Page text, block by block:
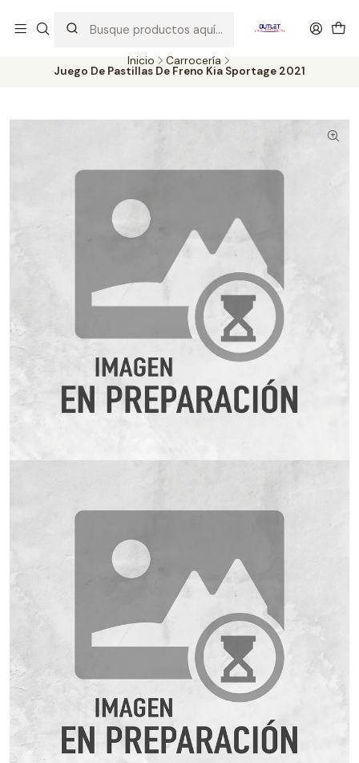
probados con altos estándares de calidad.
Inicio Carrocería
Juego De Pastillas De Freno Kia Sportage 2021